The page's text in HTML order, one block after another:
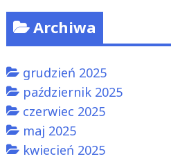
Archiwa
grudzień 2025
październik 2025
czerwiec 2025
maj 2025
kwiecień 2025